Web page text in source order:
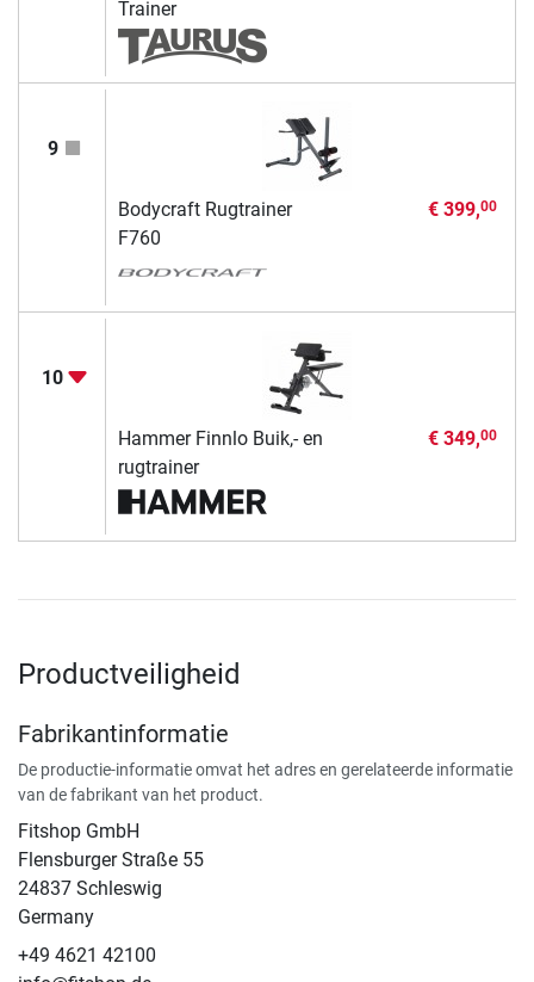
Trainer
9
Bodycraft Rugtrainer
F760
€ 399,00
10
Hammer Finnlo Buik,- en
rugtrainer
€ 349,00
Productveiligheid
Fabrikantinformatie
De productie-informatie omvat het adres en gerelateerde informatie
van de fabrikant van het product.
Fitshop GmbH
Flensburger Straße 55
24837 Schleswig
Germany
+49 4621 42100